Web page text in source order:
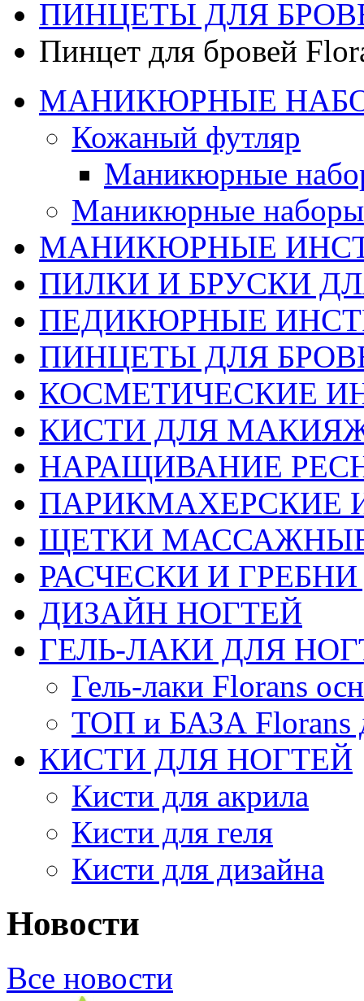
ПИНЦЕТЫ ДЛЯ
Пинцет для бровей
МАНИКЮРНЫЕ
Кожаный футляр
Маникюрные
Маникюрные наборы
МАНИКЮРНЫЕ
ПИЛКИ И БРУСКИ
ПЕДИКЮРНЫЕ
ПИНЦЕТЫ ДЛЯ
КОСМЕТИЧЕСКИЕ
КИСТИ ДЛЯ
НАРАЩИВАНИЕ
ПАРИКМАХЕРСКИЕ
ЩЕТКИ
РАСЧЕСКИ И
ДИЗАЙН НОГТЕЙ
ГЕЛЬ-ЛАКИ ДЛЯ
Гель-лаки Florans
ТОП и БАЗА Florans
КИСТИ ДЛЯ НОГТЕЙ
Кисти для акрила
Кисти для геля
Кисти для дизайна
Новости
Все новости